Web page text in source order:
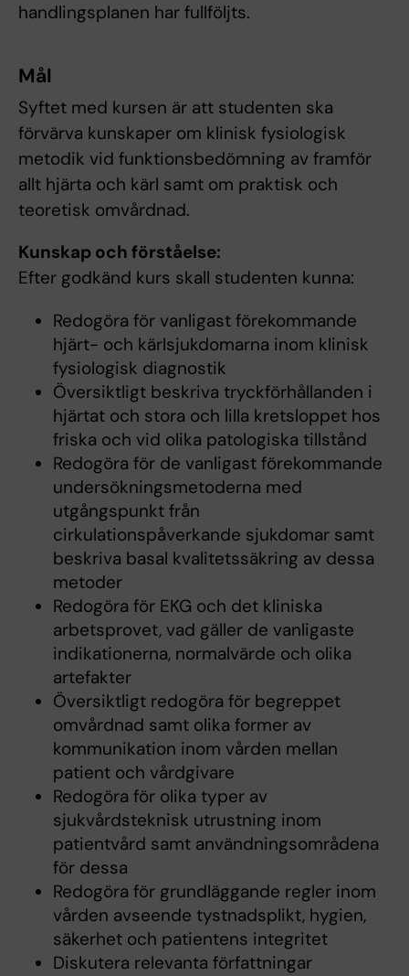
handlingsplanen har fullföljts.
Mål
Syftet med kursen är att studenten ska
förvärva kunskaper om klinisk fysiologisk
metodik vid funktionsbedömning av framför
allt hjärta och kärl samt om praktisk och
teoretisk omvårdnad.
Kunskap och förståelse:
Efter godkänd kurs skall studenten kunna:
Redogöra för vanligast förekommande
hjärt- och kärlsjukdomarna inom klinisk
fysiologisk diagnostik
Översiktligt beskriva tryckförhållanden i
hjärtat och stora och lilla kretsloppet hos
friska och vid olika patologiska tillstånd
Redogöra för de vanligast förekommande
undersökningsmetoderna med
utgångspunkt från
cirkulationspåverkande sjukdomar samt
beskriva basal kvalitetssäkring av dessa
metoder
Redogöra för EKG och det kliniska
arbetsprovet, vad gäller de vanligaste
indikationerna, normalvärde och olika
artefakter
Översiktligt redogöra för begreppet
omvårdnad samt olika former av
kommunikation inom vården mellan
patient och vårdgivare
Redogöra för olika typer av
sjukvårdsteknisk utrustning inom
patientvård samt användningsområdena
för dessa
Redogöra för grundläggande regler inom
vården avseende tystnadsplikt, hygien,
säkerhet och patientens integritet
Diskutera relevanta författningar